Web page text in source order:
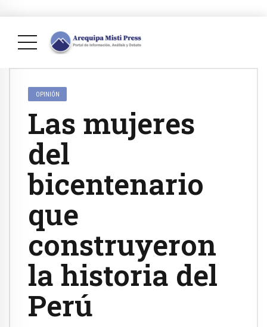
OPINIÓN
Las mujeres
del
bicentenario
que
construyeron
la historia del
Perú